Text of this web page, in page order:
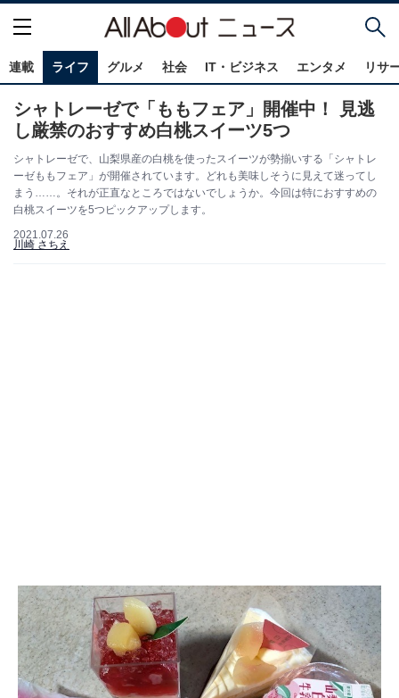
連載 ライフ グルメ 社会 IT・ビジネス エンタメ リサ
シャトレーゼで「ももフェア」開催中！ 見逃
し厳禁のおすすめ白桃スイーツ5つ
シャトレーゼで、山梨県産の白桃を使ったスイーツが勢揃いする「シャトレ
ーゼももフェア」が開催されています。どれも美味しそうに見えて迷ってし
まう……。それが正直なところではないでしょうか。今回は特におすすめの
白桃スイーツを5つピックアップします。
2021.07.26
川崎 さちえ